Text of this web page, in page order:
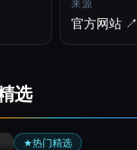
来源
官方网站 ↗︎
选
★热门精选